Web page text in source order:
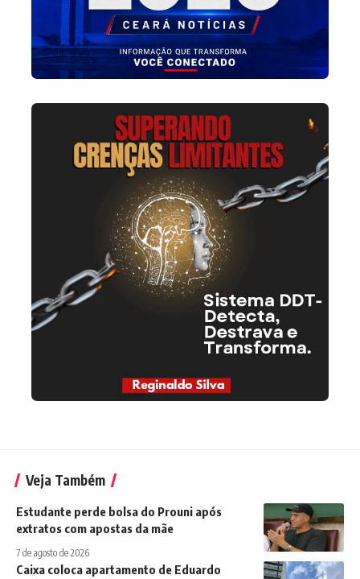
Veja Também
Estudante perde bolsa do Prouni após
extratos com apostas da mãe
7 de agosto de 2026
Caixa coloca apartamento de Eduardo